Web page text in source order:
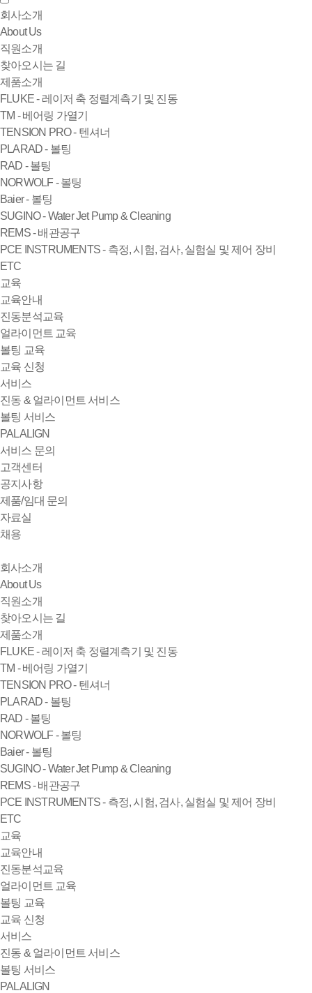
회사소개
About Us
직원소개
찾아오시는 길
제품소개
FLUKE - 레이저 축 정렬계측기 및 진동
TM - 베어링 가열기
TENSION PRO - 텐셔너
PLARAD - 볼팅
RAD - 볼팅
NORWOLF - 볼팅
Baier - 볼팅
SUGINO - Water Jet Pump & Cleaning
REMS - 배관공구
PCE INSTRUMENTS - 측정, 시험, 검사, 실험실 및 제어 장비
ETC
교육
교육안내
진동분석교육
얼라이먼트 교육
볼팅 교육
교육 신청
서비스
진동 & 얼라이먼트 서비스
볼팅 서비스
PALALIGN
서비스 문의
고객센터
공지사항
제품/임대 문의
자료실
채용
회사소개
About Us
직원소개
찾아오시는 길
제품소개
FLUKE - 레이저 축 정렬계측기 및 진동
TM - 베어링 가열기
TENSION PRO - 텐셔너
PLARAD - 볼팅
RAD - 볼팅
NORWOLF - 볼팅
Baier - 볼팅
SUGINO - Water Jet Pump & Cleaning
REMS - 배관공구
PCE INSTRUMENTS - 측정, 시험, 검사, 실험실 및 제어 장비
ETC
교육
교육안내
진동분석교육
얼라이먼트 교육
볼팅 교육
교육 신청
서비스
진동 & 얼라이먼트 서비스
볼팅 서비스
PALALIGN